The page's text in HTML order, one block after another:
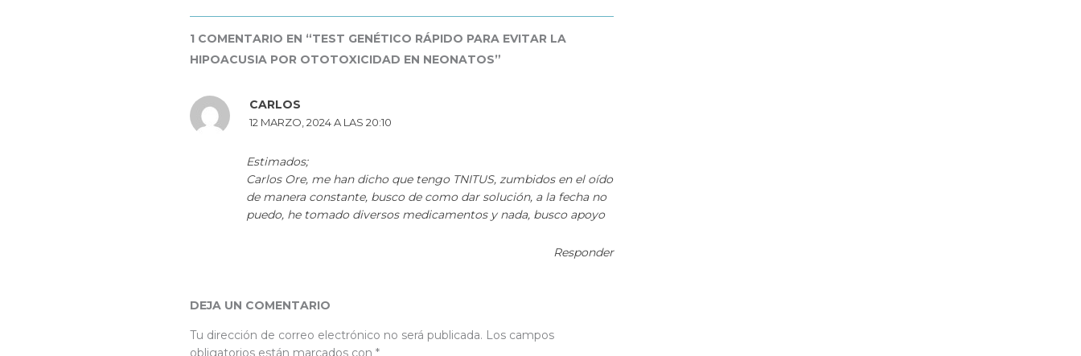
1 COMENTARIO EN “TEST GENÉTICO RÁPIDO PARA EVITAR LA
HIPOACUSIA POR OTOTOXICIDAD EN NEONATOS”
CARLOS
12 MARZO, 2024 A LAS 20:10
Estimados;
Carlos Ore, me han dicho que tengo TNITUS, zumbidos en el oído
de manera constante, busco de como dar solución, a la fecha no
puedo, he tomado diversos medicamentos y nada, busco apoyo
Responder
DEJA UN COMENTARIO
Tu dirección de correo electrónico no será publicada. Los campos
obligatorios están marcados con *